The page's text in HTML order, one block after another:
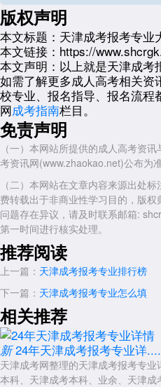
版权声明
本文标题： 天津成考报考专业
本文链接： https://
本文声明： 以上就是天津成考
如需了解更多成人高考相关
校专业、报名指导、报名流程
网成考指南栏目。
免责声明
（一）本网站所提供的成人高考资
考资讯网(www.zhaokao.net)公布为准
（二）本网站在文章内容来源出处
费转载出于非商业性学习目的，版
问题存在异议，请及时联系邮箱:
第一时间进行核实处理。
推荐阅读
上一篇： 天津成考报考专业排行榜
下一篇： 天津成考报考专业怎么填
相关推荐
新 24年天津成考报考专业详
天津成考网整理的天津成考报考专
本科、天津成考本科、业余、天津